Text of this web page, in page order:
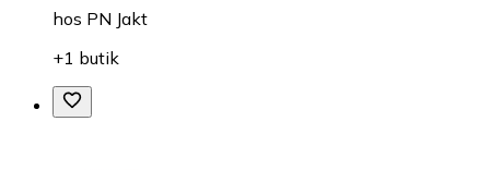
hos PN Jakt
+1 butik